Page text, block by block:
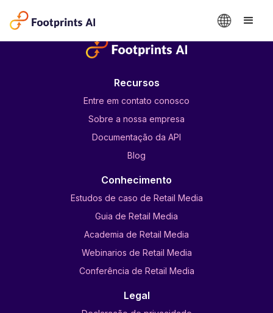
Recursos
Entre em contato conosco
Sobre a nossa empresa
Documentação da API
Blog
Conhecimento
Estudos de caso de Retail Media
Guia de Retail Media
Academia de Retail Media
Webinarios de Retail Media
Conferência de Retail Media
Legal